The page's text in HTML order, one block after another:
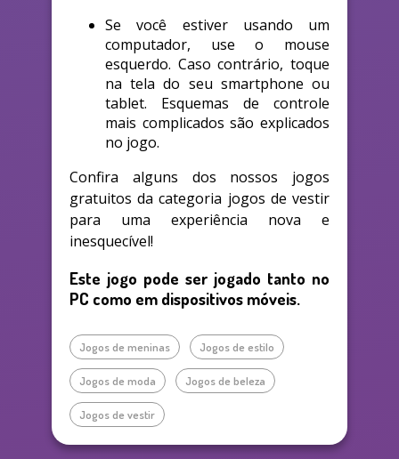
Se você estiver usando um
computador, use o mouse
esquerdo. Caso contrário, toque
na tela do seu smartphone ou
tablet. Esquemas de controle
mais complicados são explicados
no jogo.
Confira alguns dos nossos jogos
gratuitos da categoria jogos de vestir
para uma experiência nova e
inesquecível!
Este jogo pode ser jogado tanto no
PC como em dispositivos móveis.
Jogos de meninas Jogos de estilo
Jogos de moda Jogos de beleza
Jogos de vestir